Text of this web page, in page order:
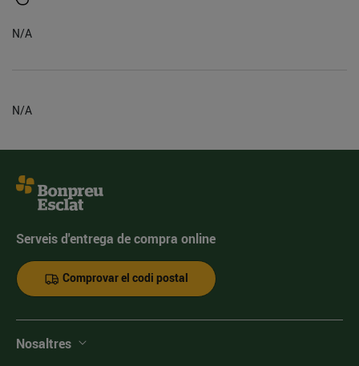
N/A
N/A
Serveis d'entrega de compra online
Comprovar el codi postal
Nosaltres